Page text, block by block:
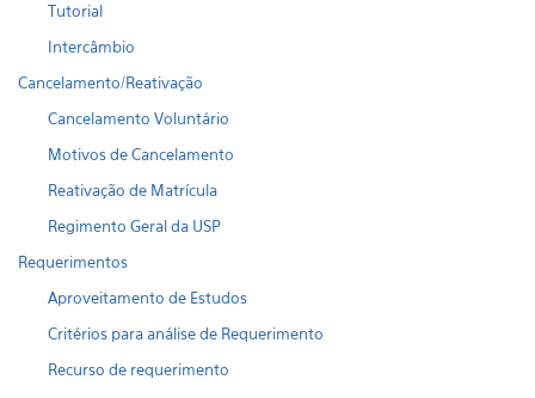
Tutorial
Intercâmbio
Cancelamento/Reativação
Cancelamento Voluntário
Motivos de Cancelamento
Reativação de Matrícula
Regimento Geral da USP
Requerimentos
Aproveitamento de Estudos
Critérios para análise de Requerimento
Recurso de requerimento